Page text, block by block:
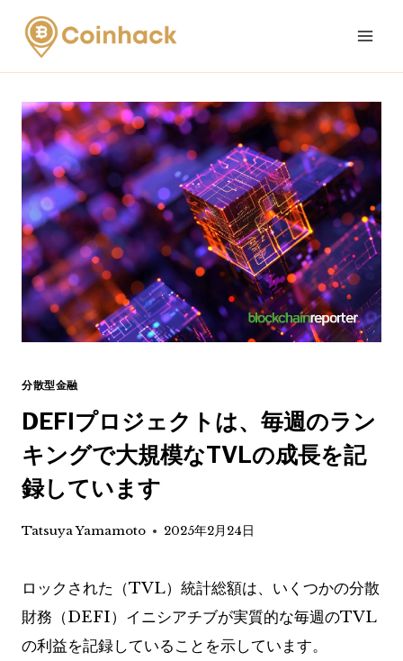
Skip
content
分散型金融
DEFIプロジェクトは、毎週のラン
キングで大規模なTVLの成長を記
録しています
Tatsuya Yamamoto 2025年2月24日
ロックされた（TVL）統計総額は、いくつかの分散
財務（DEFI）イニシアチブが実質的な毎週のTVL
の利益を記録していることを示しています。